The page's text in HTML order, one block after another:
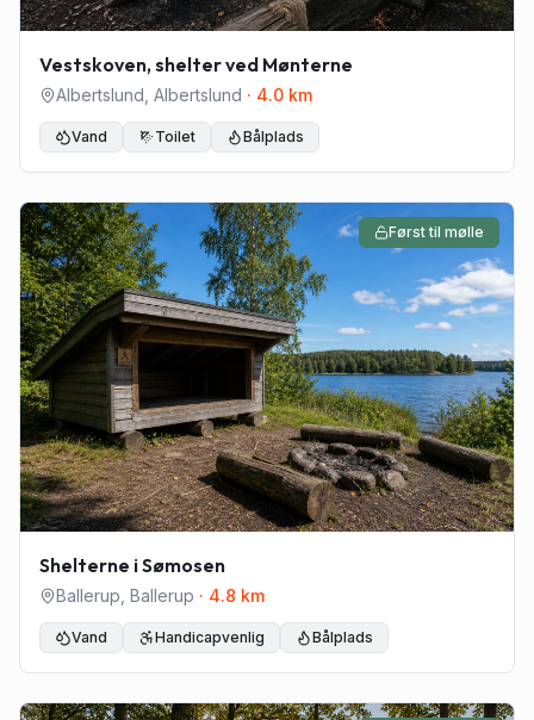
Vestskoven, shelter ved Mønterne
Albertslund Albertslund · 4.0 km
Vand Toilet Bålplads
Først til mølle
Shelterne i Sømosen
Ballerup Ballerup · 4.8 km
Vand Handicapvenlig Bålplads